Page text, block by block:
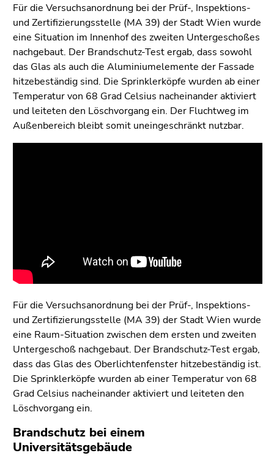
Für die Versuchsanordnung bei der Prüf-, Inspektions-
und Zertifizierungsstelle (MA 39) der Stadt Wien wurde
eine Situation im Innenhof des zweiten Untergeschoßes
nachgebaut. Der Brandschutz-Test ergab, dass sowohl
das Glas als auch die Aluminiumelemente der Fassade
hitzebeständig sind. Die Sprinklerköpfe wurden ab einer
Temperatur von 68 Grad Celsius nacheinander aktiviert
und leiteten den Löschvorgang ein. Der Fluchtweg im
Außenbereich bleibt somit uneingeschränkt nutzbar.
Für die Versuchsanordnung bei der Prüf-, Inspektions-
und Zertifizierungsstelle (MA 39) der Stadt Wien wurde
eine Raum-Situation zwischen dem ersten und zweiten
Untergeschoß nachgebaut. Der Brandschutz-Test ergab,
dass das Glas des Oberlichtenfenster hitzebeständig ist.
Die Sprinklerköpfe wurden ab einer Temperatur von 68
Grad Celsius nacheinander aktiviert und leiteten den
Löschvorgang ein.
Brandschutz bei einem
Universitätsgebäude